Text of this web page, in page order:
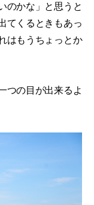
のかな」と思うと
てくるときもあっ
はもうちょっとか
つの目が出来るよ